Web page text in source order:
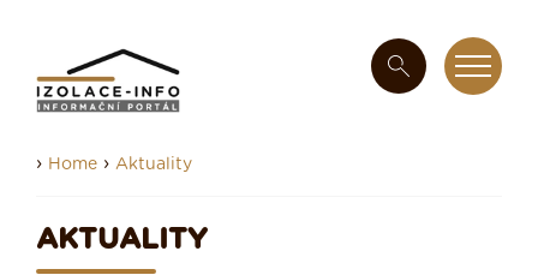
› Home › Aktuality
AKTUALITY